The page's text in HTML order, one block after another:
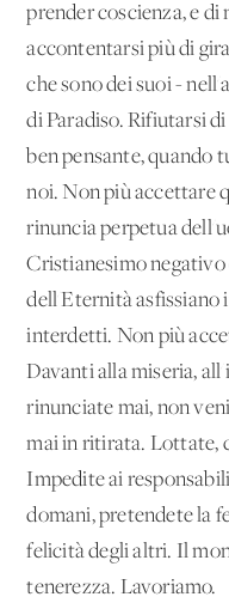
prender coscienza, e
accontentarsi più di
che sono dei suoi -
di Paradiso. Rifiutarsi
ben pensante, quando
noi. Non più accettare
rinuncia perpetua
Cristianesimo
dell'Eternità asfissiano
interdetti. Non più
Davanti alla miseria,
rinunciate mai, non
mai in ritirata. Lottate,
Impedite ai
domani, pretendete la
felicità degli altri. Il
tenerezza. Lavoriamo.